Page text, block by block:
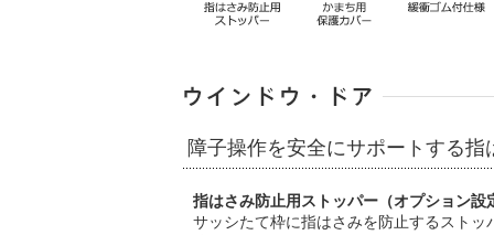
障子操作を安全にサポートする指
指はさみ防止用ストッパー（オプション設
サッシたて枠に指はさみを防止するスト